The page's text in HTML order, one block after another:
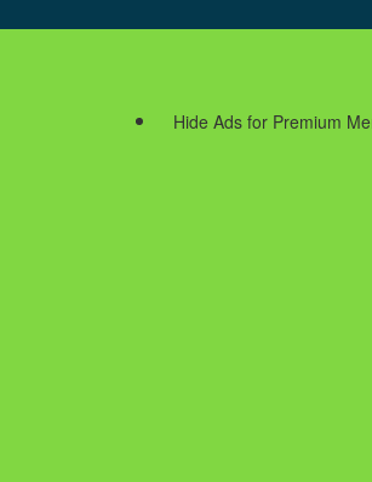
Hide Ads for Premium